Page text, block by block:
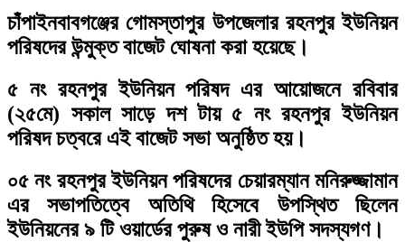
চাঁপাইনবাবগঞ্জের গোমস্তাপুর উপজেলার রহনপুর ইউনিয়ন
পরিষদের উন্মুক্ত বাজেট ঘোষনা করা হয়েছে।
৫ নং রহনপুর ইউনিয়ন পরিষদ এর আয়োজনে রবিবার
(২৫মে) সকাল সাড়ে দশ টায় ৫ নং রহনপুর ইউনিয়ন
পরিষদ চত্বরে এই বাজেট সভা অনুষ্ঠিত হয়।
০৫ নং রহনপুর ইউনিয়ন পরিষদের চেয়ারম্যান মনিরুজ্জামান
এর সভাপতিত্বে অতিথি হিসেবে উপস্থিত ছিলেন
ইউনিয়নের ৯ টি ওয়ার্ডের পুরুষ ও নারী ইউপি সদস্যগণ।